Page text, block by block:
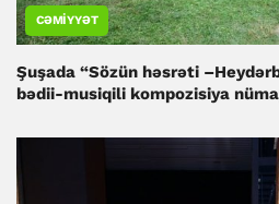
CƏMIYYƏT
Şuşada “Sözün həsrəti
bədii-musiqili kompozisiya